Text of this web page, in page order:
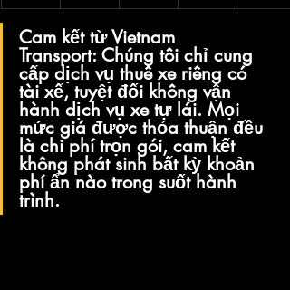
Cam kết từ Vietnam
Transport: Chúng tôi chỉ cung
cấp dịch vụ thuê xe riêng có
tài xế, tuyệt đối không vận
hành dịch vụ xe tự lái. Mọi
mức giá được thỏa thuận đều
là chi phí trọn gói, cam kết
không phát sinh bất kỳ khoản
phí ẩn nào trong suốt hành
trình.